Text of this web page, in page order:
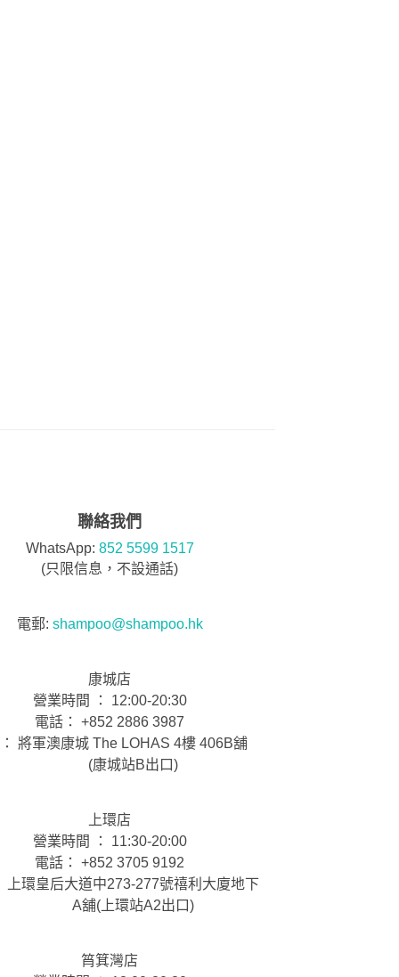
聯絡我們
WhatsApp: 852 5599 1517
(只限信息，不設通話)
電郵: shampoo@shampoo.hk
康城店
營業時間 ： 12:00-20:30
電話： +852 2886 3987
將軍澳康城 The LOHAS 4樓 406B舖
(康城站B出口)
上環店
營業時間 ： 11:30-20:00
電話： +852 3705 9192
上環皇后大道中273-277號禧利大廈地下
A舖(上環站A2出口)
筲箕灣店